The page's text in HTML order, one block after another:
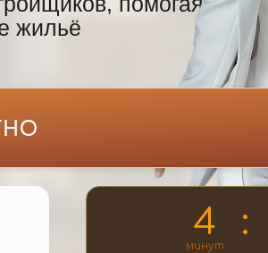
жильё
4
минут
: